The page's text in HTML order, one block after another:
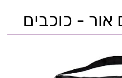
אור - כוכבים